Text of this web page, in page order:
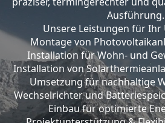
Ausführung.
Unsere Leistungen für
Montage von
Installation für Wohn- und
Installation von
Umsetzung für nachhaltige
Wechselrichter und
Einbau für optimierte